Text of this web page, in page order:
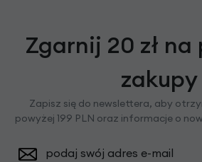
Zgarnij 20 zł na
zakupy
Zapisz się do newslettera, aby
powyżej 199 PLN oraz informacje o
podaj swój adres e-mail